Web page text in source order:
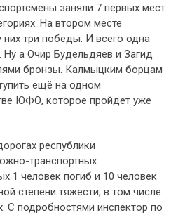
заняли 7 первых мест
На втором месте
них три победы. И всего одна
Ну а Очир Будельдяев и Загид
бронзы. Калмыцким борцам
ещё на одном
ЮФО, которое пройдет уже
республики
транспортных
1 человек погиб и 10 человек
степени тяжести, в том числе
С подробностями инспектор по